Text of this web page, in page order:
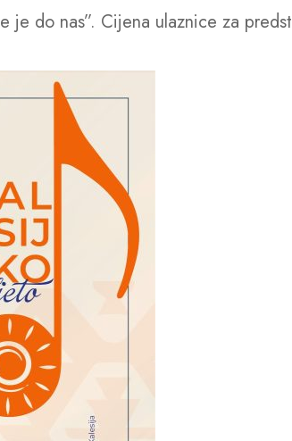
je do nas”. Cijena ulaznice za